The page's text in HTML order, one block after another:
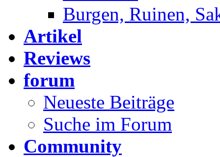
Burgen, Ruinen,
Artikel
Reviews
forum
Neueste Beiträge
Suche im Forum
Community